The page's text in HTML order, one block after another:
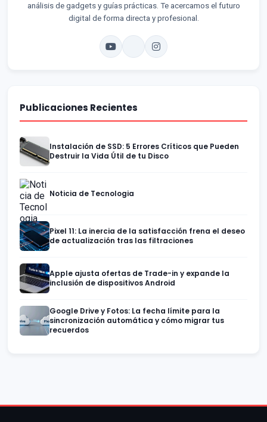
análisis de gadgets y guías prácticas. Te acercamos el futuro
digital de forma directa y profesional.
Publicaciones Recientes
Instalación de SSD: 5 Errores Críticos que Pueden
Destruir la Vida Útil de tu Disco
Noticia de Tecnologia
Pixel 11: La inercia de la satisfacción frena el deseo
de actualización tras las filtraciones
Apple ajusta ofertas de Trade-in y expande la
inclusión de dispositivos Android
Google Drive y Fotos: La fecha límite para la
sincronización automática y cómo migrar tus
recuerdos